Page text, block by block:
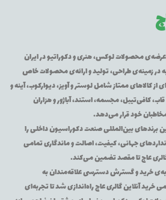
عرضه‌ی محصولات لوکس، هنری و دکوراتیو در ایران
زمینه‌ی طراحی، تولید و ارائه‌ی محصولات خاص
کالاهای ممتاز شامل لوستر و آویز، دیوارکوب، آینه و
کافی‌تیبل، مجسمه، استند، آباژور و هزاران
خود قرار می‌دهد.
برندهای بین‌المللی صنعت دکوراسیون داخلی را
جهانی، کیفیت، اصالت و ماندگاری تمامی
عاج تا مقصد تضمین می‌کند.
تجربه‌ی خرید و گسترش دسترسی علاقه‌مندان به
آنلاین گالری عاج راه‌اندازی شد تا تجربه‌ای